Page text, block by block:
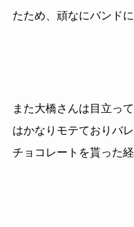
たため、頑なにバンド
また大橋さんは目立っ
はかなりモテておりバ
チョコレートを貰った